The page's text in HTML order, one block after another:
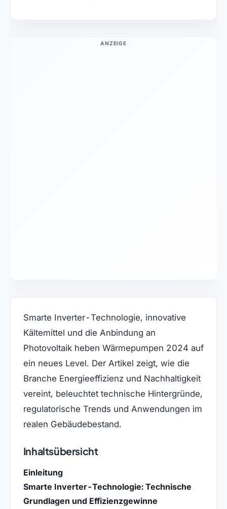
ANZEIGE
Smarte Inverter-Technologie, innovative
Kältemittel und die Anbindung an
Photovoltaik heben Wärmepumpen 2024 auf
ein neues Level. Der Artikel zeigt, wie die
Branche Energieeffizienz und Nachhaltigkeit
vereint, beleuchtet technische Hintergründe,
regulatorische Trends und Anwendungen im
realen Gebäudebestand.
Inhaltsübersicht
Einleitung
Smarte Inverter-Technologie: Technische
Grundlagen und Effizienzgewinne